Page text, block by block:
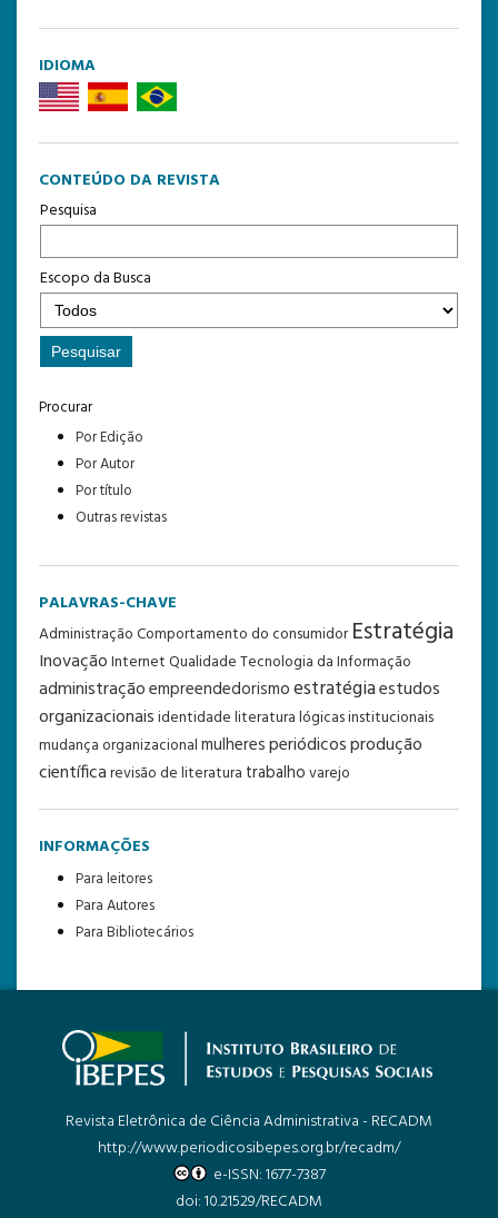
IDIOMA
CONTEÚDO DA REVISTA
Pesquisa
Escopo da Busca
Procurar
Por Edição
Por Autor
Por título
Outras revistas
PALAVRAS-CHAVE
AdministraçãoComportamento do consumidor Estratégia
InovaçãoInternetQualidadeTecnologia da Informação
administraçãoempreendedorismoestratégiaestudos
organizacionaisidentidadeliteraturalógicas institucionais
mudança organizacionalmulheresperiódicosprodução
científicarevisão de literatura trabalhovarejo
INFORMAÇÕES
Para leitores
Para Autores
Para Bibliotecários
Revista Eletrônica de Ciência Administrativa - RECADM
http://www.periodicosibepes.org.br/recadm/
e-ISSN: 1677-7387
doi: 10.21529/RECADM